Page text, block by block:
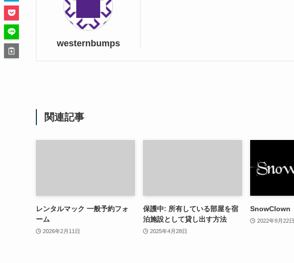
westernbumps
関連記事
レンタルマック 一般予約フォ
ーム
2026年2月11日
保護中: 所有している部屋を宿
泊施設として貸し出す方法
2025年4月28日
SnowClown
2022年9月22日